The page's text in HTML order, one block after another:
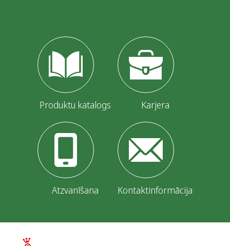
a
Produktu katalogs Karjera
Atzvanīšana Kontaktinformācija